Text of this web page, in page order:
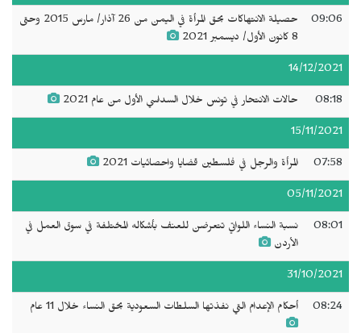
09:06
حصيلة الانتهاكات بحق المرأة في اليمن من 26 آذار/ مارس 2015 وحتى
8 كانون الأول/ ديسمبر 2021
14/12/2021
08:18 حالات الانتحار في تونس خلال السداسي الأول من عام 2021
15/11/2021
07:58 المرأة والرجل في فلسطين قضايا واحصائيات 2021
05/11/2021
08:01
نسبة النساء اللواتي تتعرضن للعنف بأشكاله المختلفة في سوق العمل في
الأردن
31/10/2021
08:24 أحكام الإعدام التي نفذتها السلطات السعودية بحق النساء خلال 11 عام